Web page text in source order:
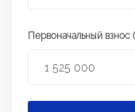
Первоначальный взнос